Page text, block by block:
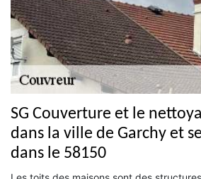
SG Couverture et le
dans la ville de Garchy et
dans le 58150